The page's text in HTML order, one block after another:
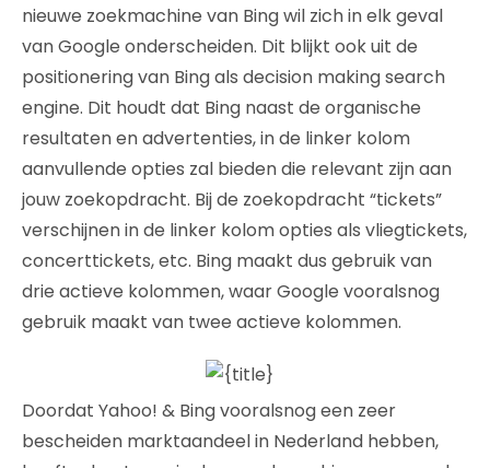
nieuwe zoekmachine van Bing wil zich in elk geval
van Google onderscheiden. Dit blijkt ook uit de
positionering van Bing als decision making search
engine. Dit houdt dat Bing naast de organische
resultaten en advertenties, in de linker kolom
aanvullende opties zal bieden die relevant zijn aan
jouw zoekopdracht. Bij de zoekopdracht “tickets”
verschijnen in de linker kolom opties als vliegtickets,
concerttickets, etc. Bing maakt dus gebruik van
drie actieve kolommen, waar Google vooralsnog
gebruik maakt van twee actieve kolommen.
Doordat Yahoo! & Bing vooralsnog een zeer
bescheiden marktaandeel in Nederland hebben,